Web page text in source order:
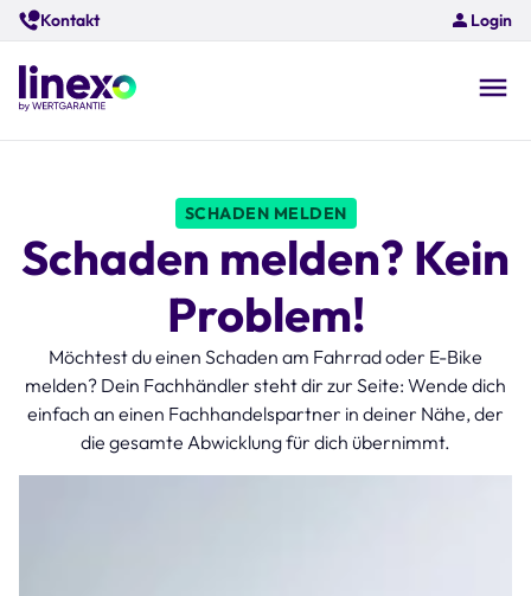
Skip
to
main
content
Kontakt Login
SCHADEN MELDEN
Schaden melden? Kein
Problem!
Möchtest du einen Schaden am Fahrrad oder E-Bike
melden? Dein Fachhändler steht dir zur Seite: Wende dich
einfach an einen Fachhandelspartner in deiner Nähe, der
die gesamte Abwicklung für dich übernimmt.